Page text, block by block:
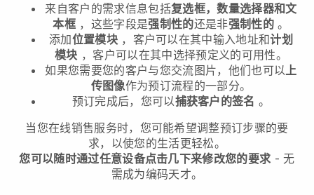
来自客户的需求信息包括复选框，数量选择器和文
本框 ，这些字段是强制性的还是非强制性的。
添加位置模块，客户可以在其中输入地址和计划
模块 ，客户可以在其中选择预定义的可用性。
如果您需要您的客户与您交流图片，他们也可以 上
传图像作为预订流程的一部分。
预订完成后，您可以捕获客户的签名 。
当您在线销售服务时，您可能希望调整预订步骤的要
求，以使您的生活更轻松。
您可以随时通过任意设备点击几下来修改您的要求 - 无
需成为编码天才。